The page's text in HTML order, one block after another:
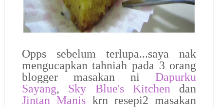
Opps sebelum terlupa...saya nak
mengucapkan tahniah pada 3 orang
blogger masakan niDapurku
Sayang, Sky Blue's Kitchen dan
Jintan Manis krn resepi2 masakan